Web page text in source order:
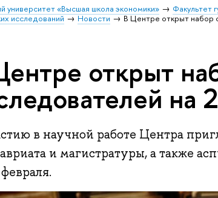
университет «Высшая школа экономики» Факультет
исследований
Новости В Центре открыт набор
открыт
на
в научной работе Центра
и магистратуры, а также